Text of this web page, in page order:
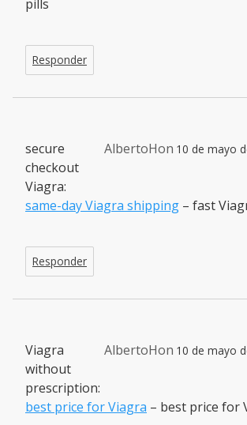
pills
Responder
AlbertoHon 10 de mayo
secure
checkout
Viagra:
same-day Viagra shipping – fast
Responder
AlbertoHon 10 de mayo
Viagra
without
prescription:
best price for Viagra – best price for